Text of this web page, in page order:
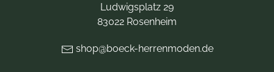
Ludwigsplatz 29
83022 Rosenheim
shop@boeck-herrenmoden.de